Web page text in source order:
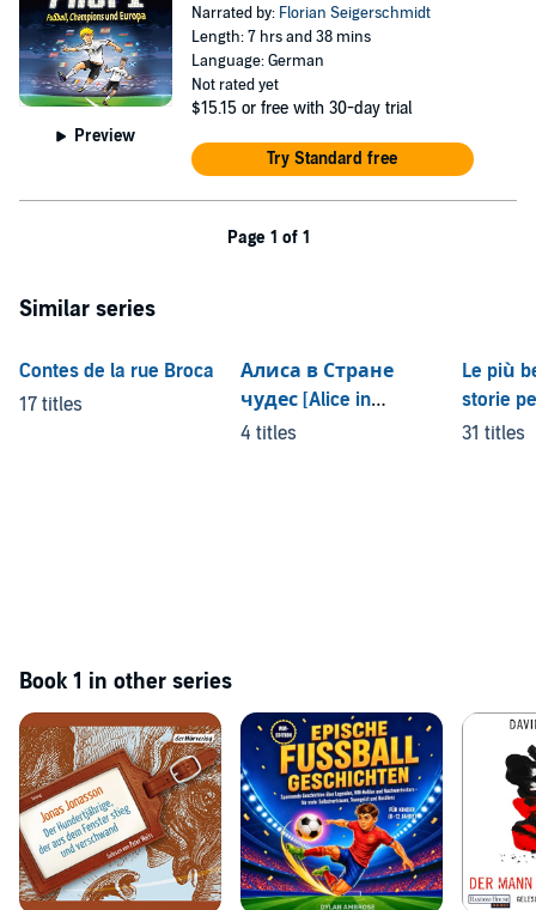
Preview
Narrated by: Florian Seigerschmidt
Length: 7 hrs and 38 mins
Language: German
Not rated yet
$15.15 or free with 30-day trial
Try Standard free
Page 1 of 1
Similar series
Contes de la rue Broca
17 titles
Алиса в Стране
чудес [Alice in
Wonderland]
4 titles
Le più
storie
31 titles
Book 1 in other series